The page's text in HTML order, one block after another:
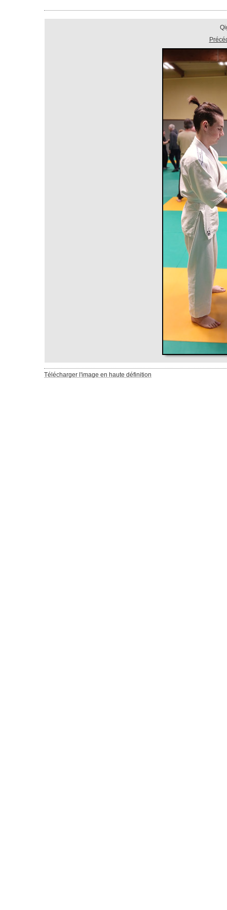
Télécharger l'image en haute définition